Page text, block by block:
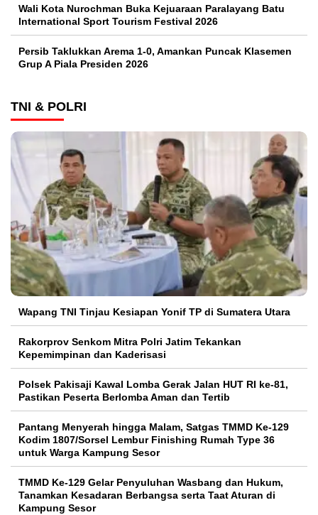
Wali Kota Nurochman Buka Kejuaraan Paralayang Batu
International Sport Tourism Festival 2026
Persib Taklukkan Arema 1-0, Amankan Puncak Klasemen
Grup A Piala Presiden 2026
TNI & POLRI
Wapang TNI Tinjau Kesiapan Yonif TP di Sumatera Utara
Rakorprov Senkom Mitra Polri Jatim Tekankan
Kepemimpinan dan Kaderisasi
Polsek Pakisaji Kawal Lomba Gerak Jalan HUT RI ke-81,
Pastikan Peserta Berlomba Aman dan Tertib
Pantang Menyerah hingga Malam, Satgas TMMD Ke-129
Kodim 1807/Sorsel Lembur Finishing Rumah Type 36
untuk Warga Kampung Sesor
TMMD Ke-129 Gelar Penyuluhan Wasbang dan Hukum,
Tanamkan Kesadaran Berbangsa serta Taat Aturan di
Kampung Sesor